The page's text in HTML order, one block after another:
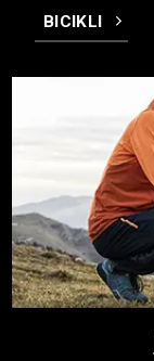
BICIKLI